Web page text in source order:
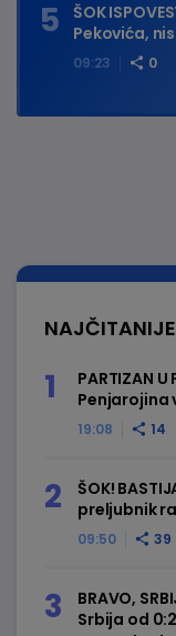
09:23 0
ŠOK
Pekovića,
NAJČITANIJE
19:08 14
PARTIZAN U
Penjarojina
09:50 39
ŠOK!
preljubnik
BRAVO,
Srbija od